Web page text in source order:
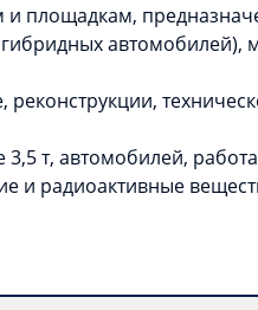
площадкам,
автомобилей),
3,5 т, автомобилей,
и радиоактивные